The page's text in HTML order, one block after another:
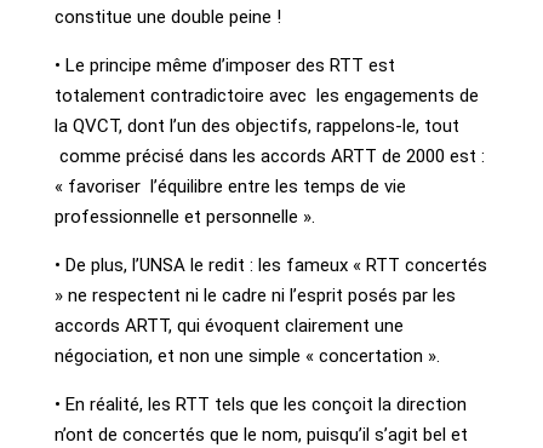
constitue une double peine !
• Le principe même d’imposer des RTT est
totalement contradictoire avec les engagements de
la QVCT, dont l’un des objectifs, rappelons-le, tout
comme précisé dans les accords ARTT de 2000 est :
« favoriser l’équilibre entre les temps de vie
professionnelle et personnelle ».
• De plus, l’UNSA le redit : les fameux « RTT concertés
» ne respectent ni le cadre ni l’esprit posés par les
accords ARTT, qui évoquent clairement une
négociation, et non une simple « concertation ».
• En réalité, les RTT tels que les conçoit la direction
n’ont de concertés que le nom, puisqu’il s’agit bel et